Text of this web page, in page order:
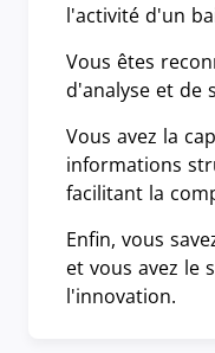
l'activité d'un
Vous êtes
d'analyse et de
Vous avez la
informations
facilitant la
Enfin, vous
et vous avez le
l'innovation.